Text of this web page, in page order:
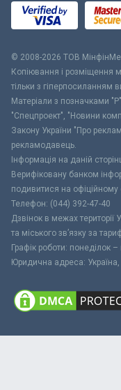
© 2008-2026 ТОВ
Копіювання і розміщення
тільки з гіперпосиланням
Матеріали з позначками
"Спецпроект", "Новини
Закону України "Про
рекламодавець.
Інформація на даній
Верифіковану банком
подивитися на офіційному
Телефон: (044) 392-47-40
Дзвінок в межах території
та міського зв’язку за
Графік роботи: понеділок
Юридична адреса: